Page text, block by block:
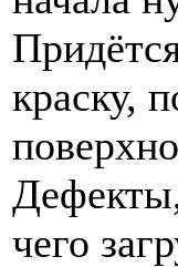
краску,
чего